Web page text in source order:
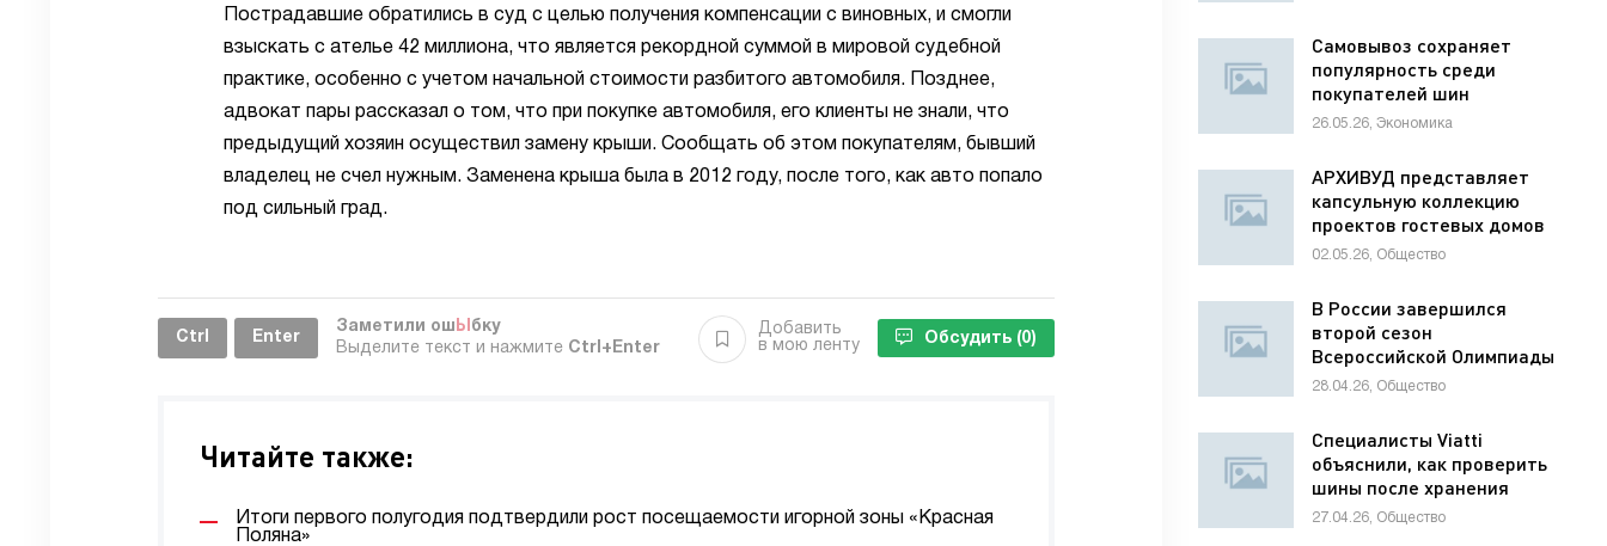
Пострадавшие обратились в суд с целью получения компенсации с виновных, и смогли
взыскать с ателье 42 миллиона, что является рекордной суммой в мировой судебной
практике, особенно с учетом начальной стоимости разбитого автомобиля. Позднее,
адвокат пары рассказал о том, что при покупке автомобиля, его клиенты не знали, что
предыдущий хозяин осуществил замену крыши. Сообщать об этом покупателям, бывший
владелец не счел нужным. Заменена крыша была в 2012 году, после того, как авто попало
под сильный град.
Ctrl Enter
Заметили ош Ы бку
Выделите текст и нажмите Ctrl+Enter
Добавить
в мою ленту
Обсудить (0)
Читайте также:
Итоги первого полугодия подтвердили рост посещаемости игорной зоны «Красная
Поляна»
Самовывоз сохраняет
популярность среди
покупателей шин
26.05.26, Экономика
АРХИВУД представляет
капсульную коллекцию
проектов гостевых домов
для отелей
02.05.26, Общество
В России завершился
второй сезон
Всероссийской Олимпиады
школьников по
28.04.26, Общество
Специалисты Viatti
объяснили, как проверить
шины после хранения
27.04.26, Общество